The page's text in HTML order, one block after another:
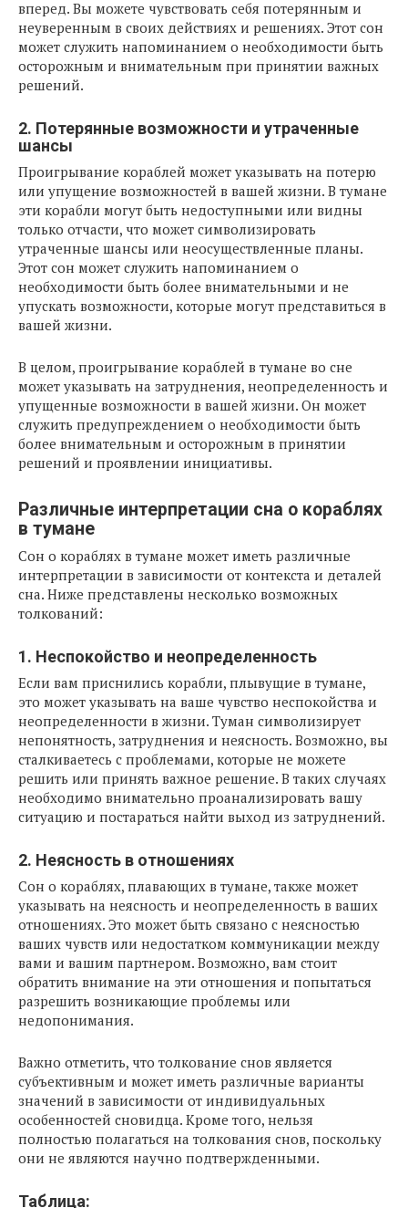
вперед. Вы можете чувствовать себя потерянным и
неуверенным в своих действиях и решениях. Этот сон
может служить напоминанием о необходимости быть
осторожным и внимательным при принятии важных
решений.
2. Потерянные возможности и утраченные
шансы
Проигрывание кораблей может указывать на потерю
или упущение возможностей в вашей жизни. В тумане
эти корабли могут быть недоступными или видны
только отчасти, что может символизировать
утраченные шансы или неосуществленные планы.
Этот сон может служить напоминанием о
необходимости быть более внимательными и не
упускать возможности, которые могут представиться в
вашей жизни.
В целом, проигрывание кораблей в тумане во сне
может указывать на затруднения, неопределенность и
упущенные возможности в вашей жизни. Он может
служить предупреждением о необходимости быть
более внимательным и осторожным в принятии
решений и проявлении инициативы.
Различные интерпретации сна о кораблях
в тумане
Сон о кораблях в тумане может иметь различные
интерпретации в зависимости от контекста и деталей
сна. Ниже представлены несколько возможных
толкований:
1. Неспокойство и неопределенность
Если вам приснились корабли, плывущие в тумане,
это может указывать на ваше чувство неспокойства и
неопределенности в жизни. Туман символизирует
непонятность, затруднения и неясность. Возможно, вы
сталкиваетесь с проблемами, которые не можете
решить или принять важное решение. В таких случаях
необходимо внимательно проанализировать вашу
ситуацию и постараться найти выход из затруднений.
2. Неясность в отношениях
Сон о кораблях, плавающих в тумане, также может
указывать на неясность и неопределенность в ваших
отношениях. Это может быть связано с неясностью
ваших чувств или недостатком коммуникации между
вами и вашим партнером. Возможно, вам стоит
обратить внимание на эти отношения и попытаться
разрешить возникающие проблемы или
недопонимания.
Важно отметить, что толкование снов является
субъективным и может иметь различные варианты
значений в зависимости от индивидуальных
особенностей сновидца. Кроме того, нельзя
полностью полагаться на толкования снов, поскольку
они не являются научно подтвержденными.
Таблица: